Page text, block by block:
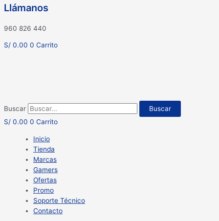
Llámanos
960 826 440
S/ 0.00 0 Carrito
Buscar
Buscar
S/ 0.00 0 Carrito
Inicio
Tienda
Marcas
Gamers
Ofertas
Promo
Soporte Técnico
Contacto